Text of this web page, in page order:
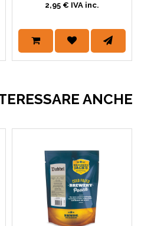
2,95 € IVA inc.
ANCHE